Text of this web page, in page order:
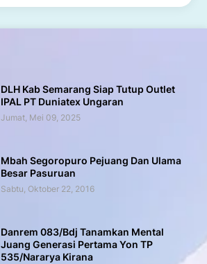
DLH Kab Semarang Siap Tutup Outlet
IPAL PT Duniatex Ungaran
Jumat, Mei 09, 2025
Mbah Segoropuro Pejuang Dan Ulama
Besar Pasuruan
Sabtu, Oktober 22, 2016
Danrem 083/Bdj Tanamkan Mental
Juang Generasi Pertama Yon TP
535/Nararya Kirana